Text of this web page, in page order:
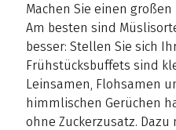
Machen Sie einen
Am besten sind
besser: Stellen Sie sich
Frühstücksbuffets sind
Leinsamen, Flohsamen
himmlischen Gerüchen
ohne Zuckerzusatz. Dazu